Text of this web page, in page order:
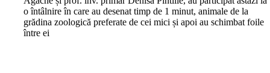
o întâlnire în care au desenat timp de 1 minut, animale de la
grădina zoologică preferate de cei mici și apoi au schimbat foile
între ei